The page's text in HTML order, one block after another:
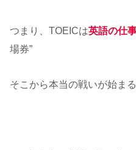
つまり、TOEICは英語の仕
場券”
そこから本当の戦いが始まる